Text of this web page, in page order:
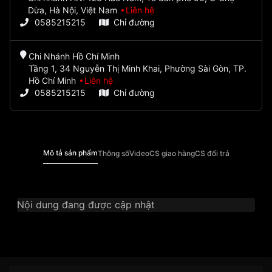
Dừa, Hà Nội, Việt Nam
Liên hệ
0585215215
Chỉ đường
Chi Nhánh Hồ Chí Minh
Tầng 1, 34 Nguyễn Thị Minh Khai, Phường Sài Gòn, TP.
Hồ Chí Minh
Liên hệ
0585215215
Chỉ đường
Mô tả sản phẩmThông sốVideoCS giao hàngCS đổi trả
Nội dung đang được cập nhật